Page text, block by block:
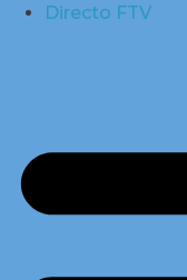
Directo FTV